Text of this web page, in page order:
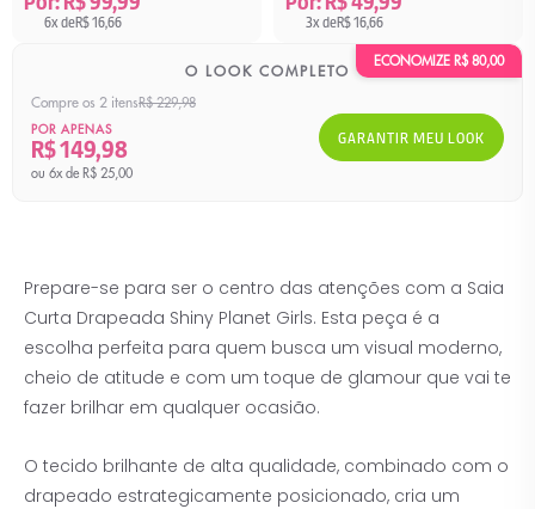
6x deR$ 16,66 3x deR$ 16,66
ECONOMIZE R$ 80,00
O LOOK COMPLETO
Compre os 2 itensR$ 229,98
POR APENAS
R$ 149,98
ou 6x de R$ 25,00
GARANTIR MEU LOOK
Prepare-se para ser o centro das atenções com a Saia
Curta Drapeada Shiny Planet Girls. Esta peça é a
escolha perfeita para quem busca um visual moderno,
cheio de atitude e com um toque de glamour que vai te
fazer brilhar em qualquer ocasião.
O tecido brilhante de alta qualidade, combinado com o
drapeado estrategicamente posicionado, cria um